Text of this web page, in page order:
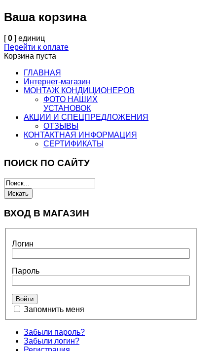
Ваша корзина
[0 ] единиц
Перейти к оплате
Корзина пуста
ГЛАВНАЯ
Интернет-магазин
МОНТАЖ КОНДИЦИОНЕРОВ
ФОТО НАШИХ
УСТАНОВОК
АКЦИИ И СПЕЦПРЕДЛОЖЕНИЯ
ОТЗЫВЫ
КОНТАКТНАЯ ИНФОРМАЦИЯ
СЕРТИФИКАТЫ
ПОИСК ПО САЙТУ
ВХОД В МАГАЗИН
Логин
Пароль
Запомнить меня
Забыли пароль?
Забыли логин?